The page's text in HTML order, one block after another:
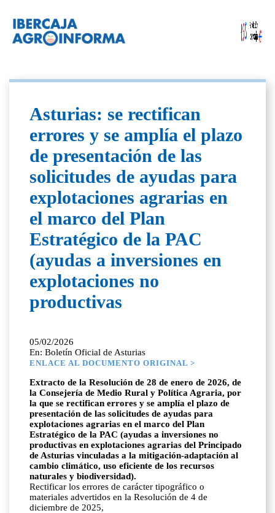
Asturias: se rectifican
errores y se amplía el plazo
de presentación de las
solicitudes de ayudas para
explotaciones agrarias en
el marco del Plan
Estratégico de la PAC
(ayudas a inversiones en
explotaciones no
productivas
05/02/2026
En: Boletín Oficial de Asturias
ENLACE AL DOCUMENTO ORIGINAL >
Extracto de la Resolución de 28 de enero de 2026, de
la Consejería de Medio Rural y Política Agraria, por
la que se rectifican errores y se amplía el plazo de
presentación de las solicitudes de ayudas para
explotaciones agrarias en el marco del Plan
Estratégico de la PAC (ayudas a inversiones no
productivas en explotaciones agrarias del Principado
de Asturias vinculadas a la mitigación-adaptación al
cambio climático, uso eficiente de los recursos
naturales y biodiversidad).
Rectificar los errores de carácter tipográfico o
materiales advertidos en la Resolución de 4 de
diciembre de 2025,